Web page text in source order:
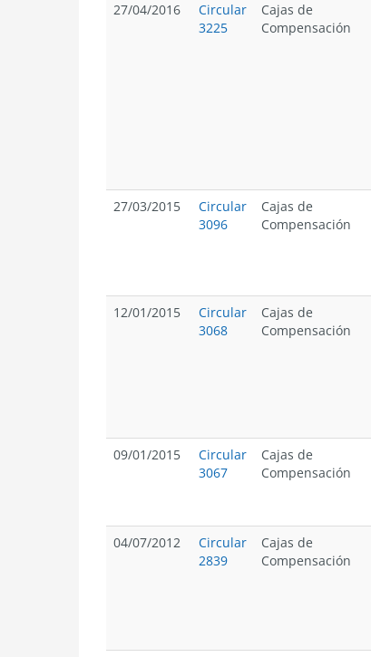
27/04/2016
Circular
3225
Cajas de
Compensación
27/03/2015
Circular
3096
Cajas de
Compensación
12/01/2015
Circular
3068
Cajas de
Compensación
09/01/2015
Circular
3067
Cajas de
Compensación
04/07/2012
Circular
2839
Cajas de
Compensación